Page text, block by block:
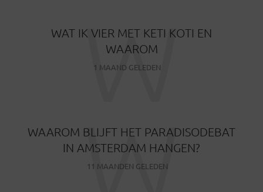
WAT IK VIER MET KETI KOTI EN
WAAROM
1 MAAND GELEDEN
W
WAAROM BLIJFT HET PARADISODEBAT
IN AMSTERDAM HANGEN?
11 MAANDEN GELEDEN
W